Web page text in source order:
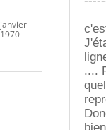
janvier
1970
....